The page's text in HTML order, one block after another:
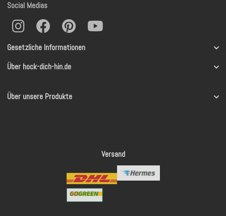
Gesetzliche Informationen
Über hock-dich-hin.de
Über unsere Produkte
Social Medias
Versand